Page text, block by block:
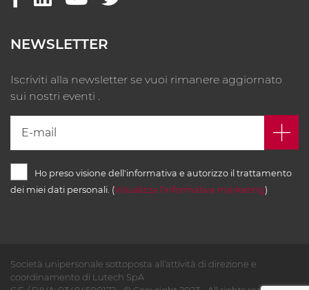
NEWSLETTER
Iscriviti alla newsletter se vuoi rimanere aggiornato
sui nostri eventi .
Ho preso visione dell'informativa e autorizzo il trattamento
dei miei dati personali. (Visualizza l'informativa marketing)
Società unipersonale sottoposta all’attività di direzione e
coordinamento di Lutech SpA